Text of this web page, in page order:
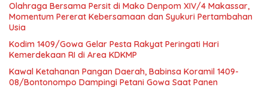
Olahraga Bersama Persit di Mako Denpom XIV/4 Makassar,
Momentum Pererat Kebersamaan dan Syukuri Pertambahan
Usia
Kodim 1409/Gowa Gelar Pesta Rakyat Peringati Hari
Kemerdekaan RI di Area KDKMP
Kawal Ketahanan Pangan Daerah, Babinsa Koramil 1409-
08/Bontonompo Dampingi Petani Gowa Saat Panen